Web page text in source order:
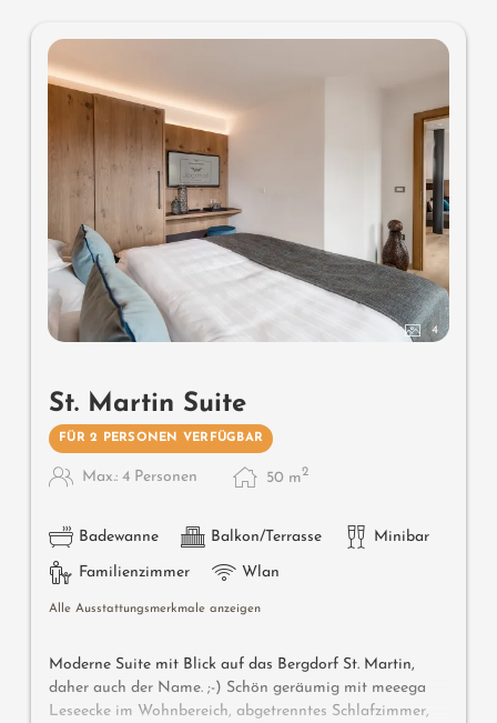
4
St. Martin Suite
FÜR 2 PERSONEN VERFÜGBAR
Max.: 4 Personen 50 m2
Badewanne Balkon/Terrasse Minibar
Familienzimmer Wlan
Alle Ausstattungsmerkmale anzeigen
Moderne Suite mit Blick auf das Bergdorf St. Martin,
daher auch der Name. ;-) Schön geräumig mit meeega
Leseecke im Wohnbereich, abgetrenntes Schlafzimmer,